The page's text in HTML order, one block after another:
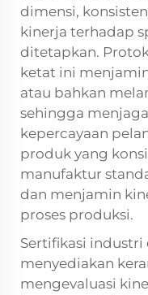
dimensi,
kinerja terhadap
ditetapkan.
ketat ini
atau bahkan
sehingga
kepercayaan
produk yang
manufaktur
dan menjamin
proses produksi.
Sertifikasi
menyediakan
mengevaluasi